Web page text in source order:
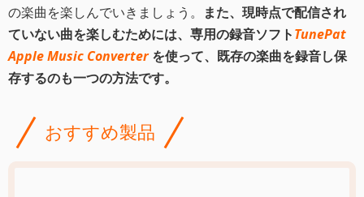
の楽曲を楽しんでいきましょう。
また、現時点で配信され
ていない曲を楽しむためには、専用の録音ソフトTunePat
Apple Music Converterを使って、既存の楽曲を録音し保
存するのも一つの方法です。
おすすめ製品